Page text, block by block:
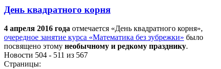
День квадратного корня
4 апреля 2016 года отмечается «День квадратного корня»,
очередное занятие курса «Математика без зубрежки» было
посвящено этому необычному и редкому празднику.
Новости 504 - 511 из 567
Страницы: